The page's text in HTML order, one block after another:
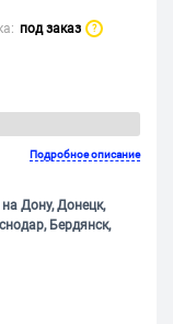
под заказ ?
Подробное описание
Дону, Донецк,
Бердянск,